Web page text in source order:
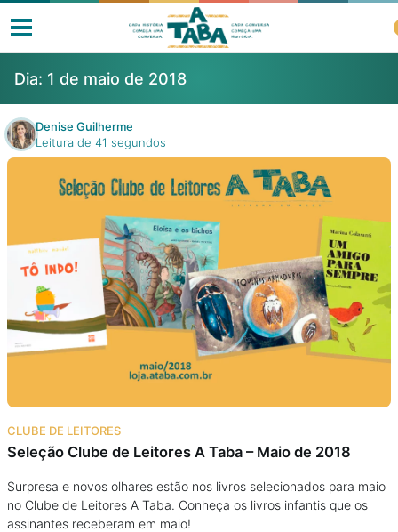
Livros
Resenhas
Clube de Leitores
Listas
Como ler?
Na escola
Na família
Colunas
Dia: 1 de maio de 2018
Denise Guilherme
Leitura de 41 segundos
CLUBE DE LEITORES
Seleção Clube de Leitores A Taba – Maio de 2018
Surpresa e novos olhares estão nos livros selecionados para maio
no Clube de Leitores A Taba. Conheça os livros infantis que os
assinantes receberam em maio!